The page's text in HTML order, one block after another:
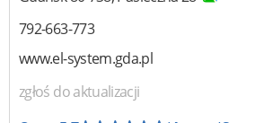
792-663-773
www.el-system.gda.pl
zgłoś do aktualizacji